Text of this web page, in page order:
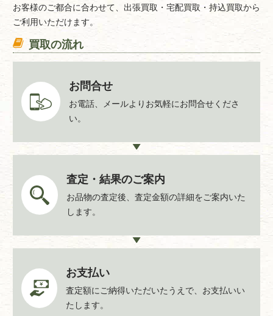
三浦市城山町1番1号 第2分館内
【南下浦分館】
三浦市南下浦町上宮田3258番地4 チェルSeaみうら 南下浦
コミュニティセンター内
三浦市初声町入江200番地 初声市民センター内
お客様のご都合に合わせて、出張買取・宅配買取・持込買取から
ご利用いただけます。
買取の流れ
お問合せ
お電話、メールよりお気軽にお問合せくださ
い。
査定・結果のご案内
お品物の査定後、査定金額の詳細をご案内いた
します。
お支払い
査定額にご納得いただいたうえで、お支払いい
たします。